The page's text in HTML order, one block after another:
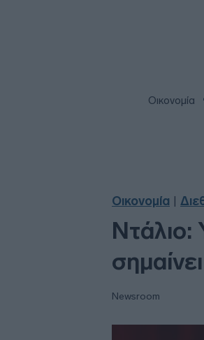
Οικονομία
Οικονομία
Ντάλιο:
Newsroom